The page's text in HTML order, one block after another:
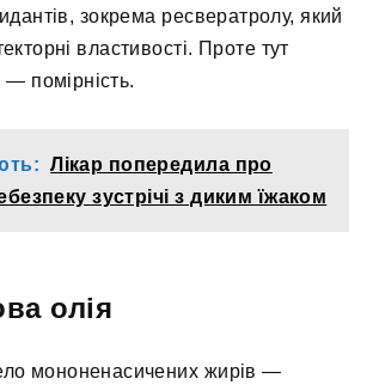
зокрема ресвератролу, який
властивості. Проте тут
помірність.
Лікар попередила про
зустрічі з диким їжаком
олія
мононенасичених жирів —